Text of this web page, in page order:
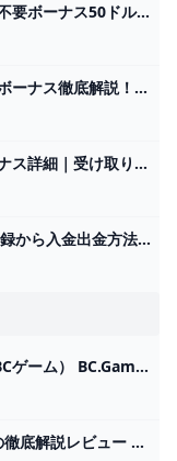
カジノシークレットの入金不要ボーナス50ドル！出金条件なども解説【当サイト限定】 カジノシークレットは2018年7月に設立したオンラインカジノで、人気を集めています。日本語にも対応しており、日本人でも使いやすいのが魅力です
ワンダーカジノの入金不要ボーナス徹底解説！出金条件やボーナスコード ワンダーカジノでは、新規登録後にボーナスコードを入力するのみで30ドルがもらえます。 しかし、ボーナスの利用条件や受け取り方法など、次のような
カジノレオの入金不要ボーナス詳細｜受け取り方や出金方法など【賭け条件なし】 カジノレオで受け取れる入金不要ボーナスは？ 入金不要ボーナスの受け取り方は？ 入金不要ボーナスの出金方法は？ このように気になっている方もいるでし
WPT Global(グローバル)✅登録から入金出金方法まで徹底解説 😄 WPT Global(WPTグローバル)の概要｜世界三大ポーカー大会のオンラインアプリ WPT Global（WPTグローバル）は、世界三大ポーカー大会の
BC.GAMEカジノレビュー（BCゲーム） BC.Game（BCゲーム）は、2017年に設立された仮想通貨専門のオンラインカジノです。 ウェルカムオファーとして業界最大級の初回入金ボーナ
ウィリアムヒルの徹底解説レビュー ウィリアムヒル(William Hill)は、スポーツベッティングとオンラインカジノを提供するイギリス最大級のブックメーカーです。 創業90年の